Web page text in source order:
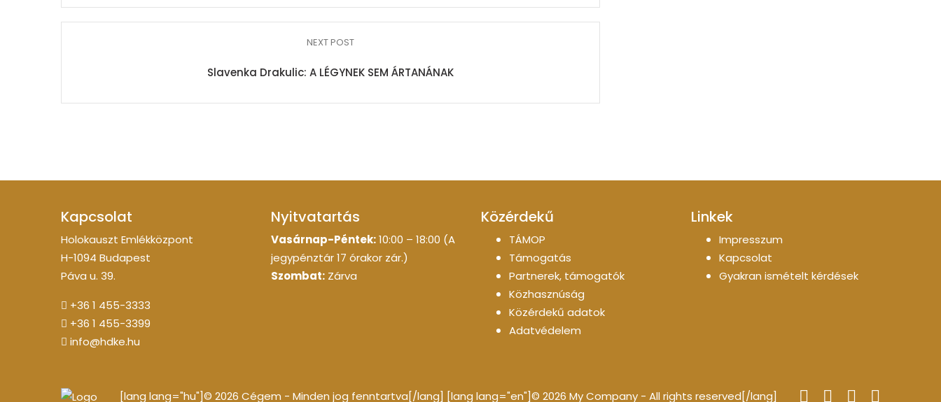
NEXT POST
Slavenka Drakulic: A LÉGYNEK SEM ÁRTANÁNAK
Kapcsolat
Holokauszt Emlékközpont
H-1094 Budapest
Páva u. 39.
+36 1 455-3333
+36 1 455-3399
info@hdke.hu
Nyitvatartás
Vasárnap-Péntek:10:00 – 18:00 (A
jegypénztár 17 órakor zár.)
Szombat: Zárva
Közérdekű
TÁMOP
Támogatás
Partnerek, támogatók
Közhasznúság
Közérdekű adatok
Adatvédelem
Linkek
Impresszum
Kapcsolat
Gyakran ismételt kérdések
[lang lang="hu"]© 2026 Cégem - Minden jog fenntartva[/lang] [lang lang="en"]© 2026 My Company - All rights reserved[/lang]